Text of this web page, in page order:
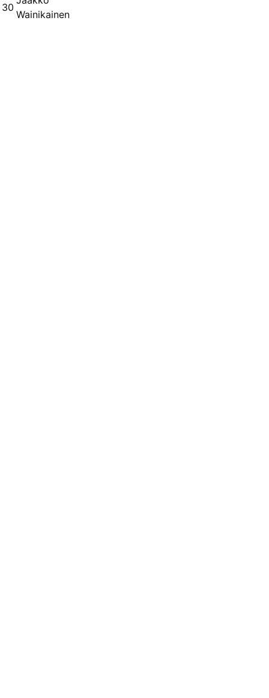
30
Wainikainen